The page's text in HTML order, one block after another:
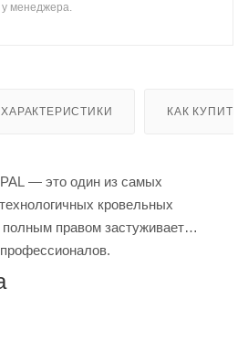
менеджера.
ХАРАКТЕРИСТИКИ КАК КУПИТЬ
— это один из самых
кровельных
правом застуживает